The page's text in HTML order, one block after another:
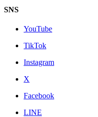
SNS
YouTube
TikTok
Instagram
X
Facebook
LINE